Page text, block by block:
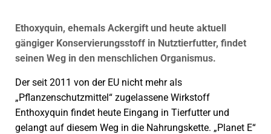
Ethoxyquin, ehemals Ackergift und heute aktuell
gängiger Konservierungsstoff in Nutztierfutter, findet
seinen Weg in den menschlichen Organismus.
Der seit 2011 von der EU nicht mehr als
„Pflanzenschutzmittel“ zugelassene Wirkstoff
Enthoxyquin findet heute Eingang in Tierfutter und
gelangt auf diesem Weg in die Nahrungskette. „Planet E“